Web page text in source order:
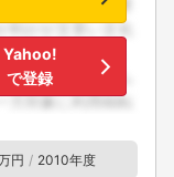
Yahoo!
で登録
円 2010年度